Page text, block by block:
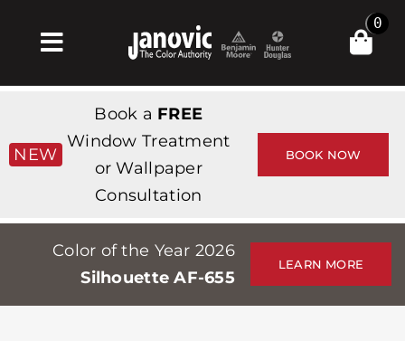
Toggle
Navigation
Products & Services
Κατάστημα
Professionals
Stores
0
NEW
Book a FREE
Window Treatment
or Wallpaper
Consultation
BOOK NOW
Color of the Year 2026
Silhouette AF-655
LEARN MORE